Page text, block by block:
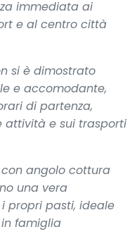
immediata ai
e al centro città
si è dimostrato
e accomodante,
di partenza,
attività e sui trasporti
angolo cottura
una vera
propri pasti, ideale
famiglia